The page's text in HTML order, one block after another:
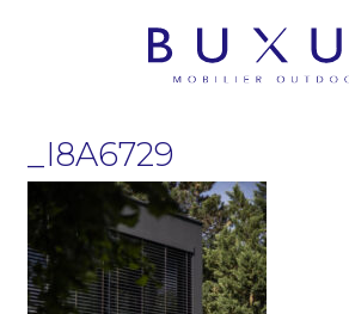
_I8A6729